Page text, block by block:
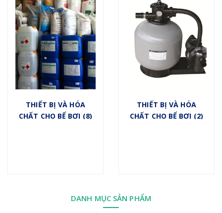
THIẾT BỊ VÀ HÓA
CHẤT CHO BỂ BƠI (8)
THIẾT BỊ VÀ HÓA
CHẤT CHO BỂ BƠI (2)
DANH MỤC SẢN PHẨM